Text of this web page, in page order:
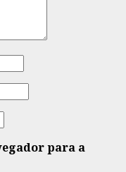
para a